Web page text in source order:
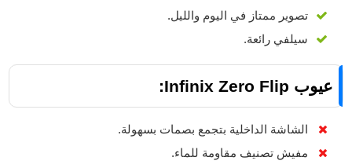
تصوير ممتاز في اليوم والليل.
سيلفي رائعة.
عيوب Infinix Zero Flip:
الشاشة الداخلية بتجمع بصمات بسهولة.
مفيش تصنيف مقاومة للماء.